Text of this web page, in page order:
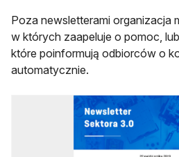
Poza newsletterami organizacja
w których zaapeluje o pomoc,
które poinformują odbiorców o
automatycznie.